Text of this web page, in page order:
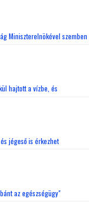
Miniszterelnökével szemben
hajtott a vízbe, és
jégeső is érkezhet
az egészségügy"